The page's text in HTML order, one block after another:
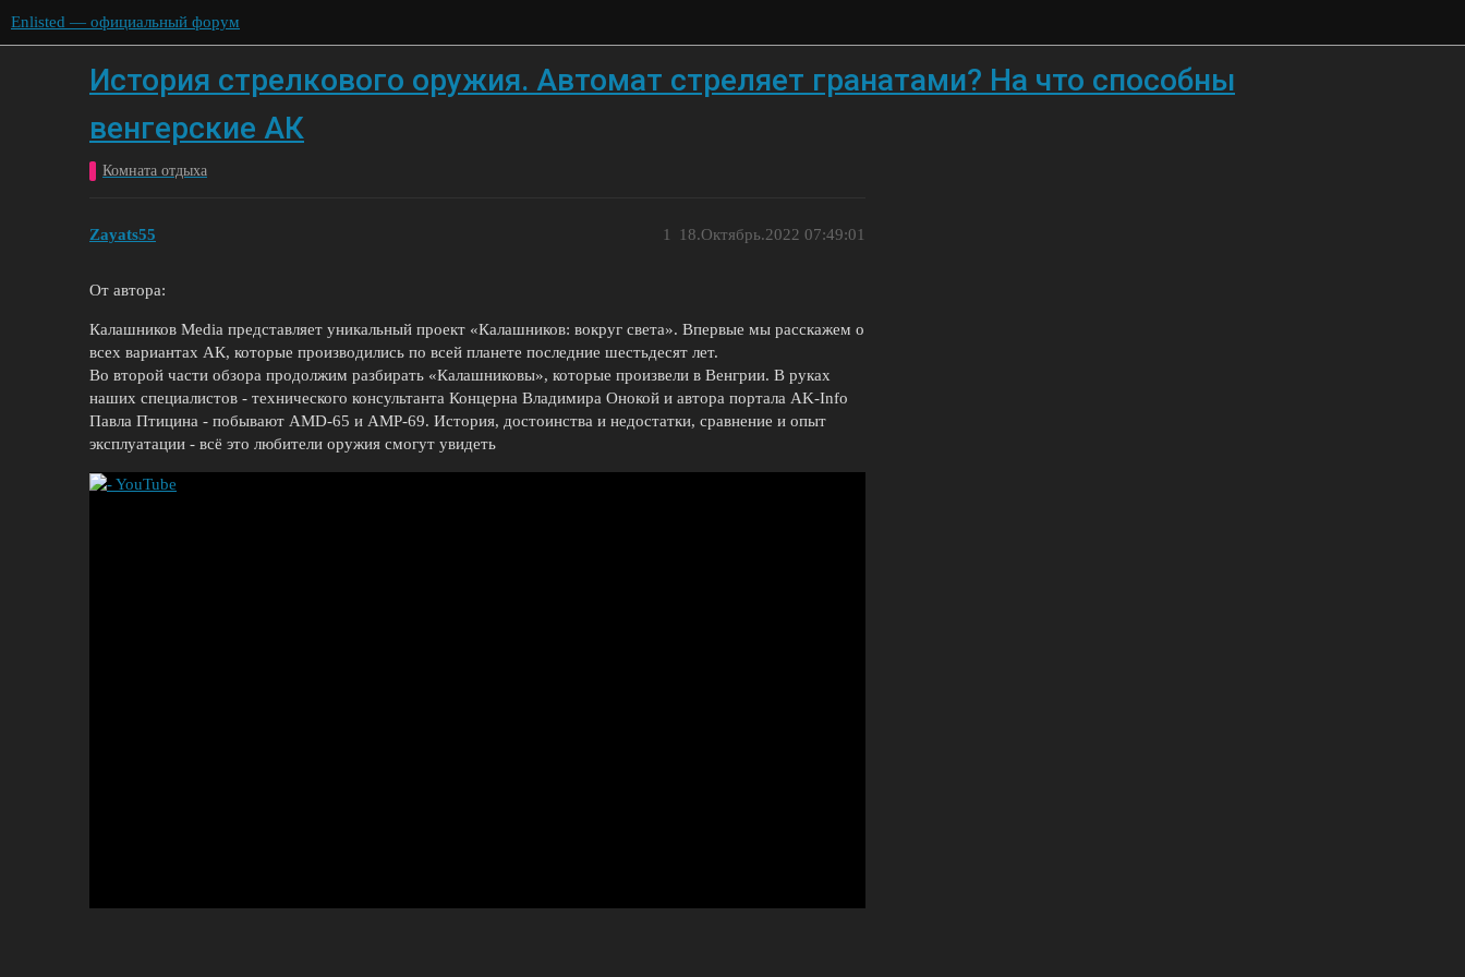
Enlisted — официальный форум
История стрелкового оружия. Автомат стреляет гранатами? На что способны
венгерские АК
Комната отдыха
Zayats55 18.Октябрь.2022 07:49:01
1
От автора:
Калашников Media представляет уникальный проект «Калашников: вокруг света». Впервые мы расскажем о
всех вариантах АК, которые производились по всей планете последние шестьдесят лет.
Во второй части обзора продолжим разбирать «Калашниковы», которые произвели в Венгрии. В руках
наших специалистов - технического консультанта Концерна Владимира Онокой и автора портала AK-Info
Павла Птицина - побывают AMD-65 и AMP-69. История, достоинства и недостатки, сравнение и опыт
эксплуатации - всё это любители оружия смогут увидеть